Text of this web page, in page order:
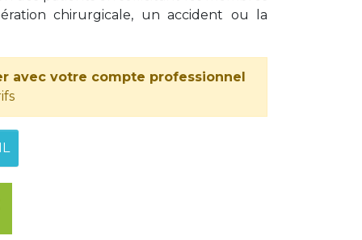
chirurgicale, un accident ou la
avec votre compte professionnel